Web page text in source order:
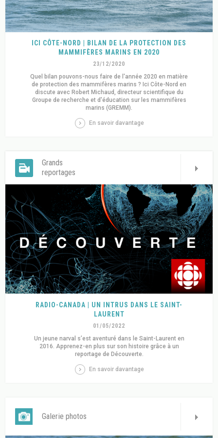
ICI CÔTE-NORD | BILAN DE LA PROTECTION DES
MAMMIFÈRES MARINS EN 2020
23/12/2020
Quel bilan pouvons-nous faire de l'année 2020 en matière
de protection des mammifères marins ? Ici Côte-Nord en
discute avec Robert Michaud, directeur scientifique du
Groupe de recherche et d'éducation sur les mammifères
marins (GREMM).
En savoir davantage
Grands
reportages
RADIO-CANADA | UN INTRUS DANS LE SAINT-
LAURENT
01/05/2022
Un jeune narval s’est aventuré dans le Saint-Laurent en
2016. Apprenez-en plus sur son histoire grâce à un
reportage de Découverte.
En savoir davantage
Galerie photos